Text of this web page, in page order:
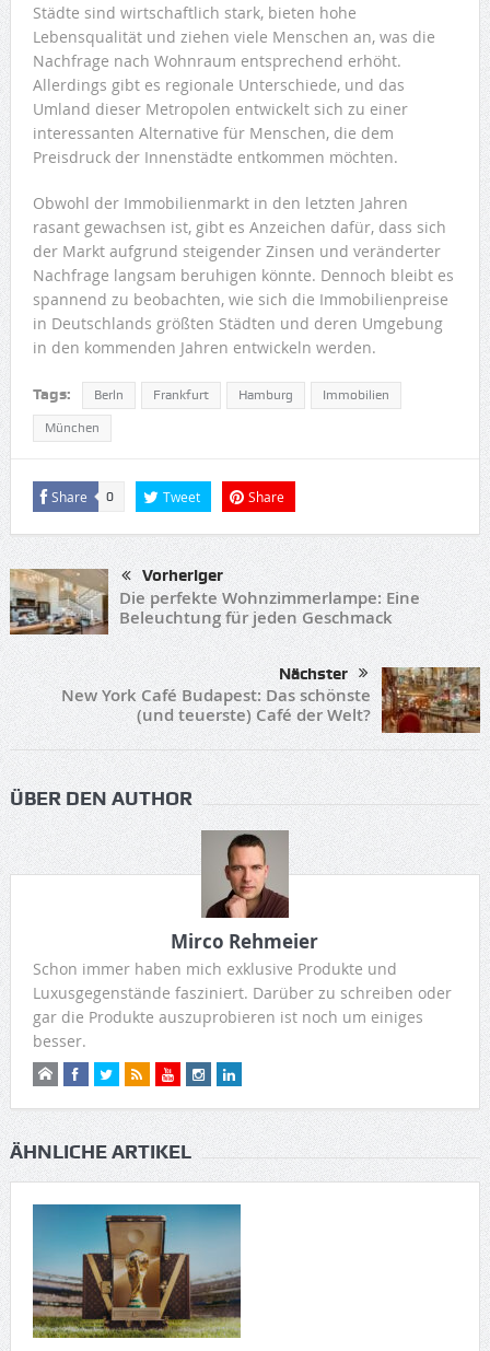
Städte sind wirtschaftlich stark, bieten hohe
Lebensqualität und ziehen viele Menschen an, was die
Nachfrage nach Wohnraum entsprechend erhöht.
Allerdings gibt es regionale Unterschiede, und das
Umland dieser Metropolen entwickelt sich zu einer
interessanten Alternative für Menschen, die dem
Preisdruck der Innenstädte entkommen möchten.
Obwohl der Immobilienmarkt in den letzten Jahren
rasant gewachsen ist, gibt es Anzeichen dafür, dass sich
der Markt aufgrund steigender Zinsen und veränderter
Nachfrage langsam beruhigen könnte. Dennoch bleibt es
spannend zu beobachten, wie sich die Immobilienpreise
in Deutschlands größten Städten und deren Umgebung
in den kommenden Jahren entwickeln werden.
Tags: Berln Frankfurt Hamburg Immobilien
München
Share 0 Tweet Share
Vorheriger
Die perfekte Wohnzimmerlampe: Eine
Beleuchtung für jeden Geschmack
Nächster
New York Café Budapest: Das schönste
(und teuerste) Café der Welt?
ÜBER DEN AUTHOR
Mirco Rehmeier
Schon immer haben mich exklusive Produkte und
Luxusgegenstände fasziniert. Darüber zu schreiben oder
gar die Produkte auszuprobieren ist noch um einiges
besser.
ÄHNLICHE ARTIKEL